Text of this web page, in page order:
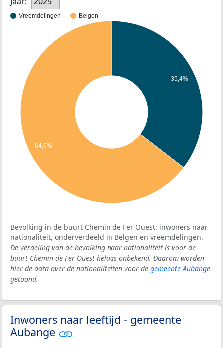
Vreemdelingen Belgen
35,4%
64,6%
Bevolking in de buurt Chemin de Fer Ouest: inwoners naar
nationaliteit, onderverdeeld in Belgen en vreemdelingen.
De verdeling van de bevolking naar nationaliteit is voor de
buurt Chemin de Fer Ouest helaas onbekend. Daarom worden
hier de data over de nationaliteiten voor de gemeente Aubange
getoond.
Inwoners naar leeftijd - gemeente
Aubange